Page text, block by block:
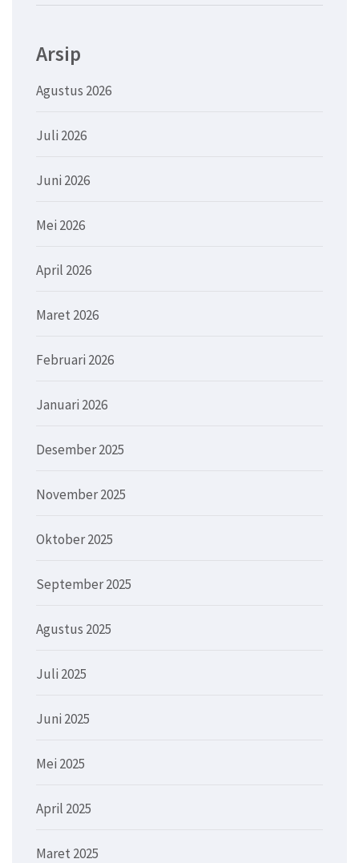
Arsip
Agustus 2026
Juli 2026
Juni 2026
Mei 2026
April 2026
Maret 2026
Februari 2026
Januari 2026
Desember 2025
November 2025
Oktober 2025
September 2025
Agustus 2025
Juli 2025
Juni 2025
Mei 2025
April 2025
Maret 2025